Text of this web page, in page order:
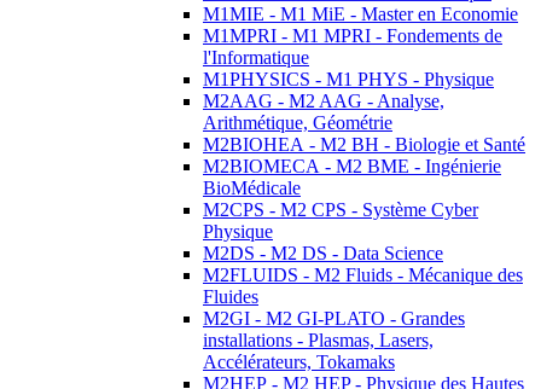
M1MIE - M1 MiE - Master en Economie
M1MPRI - M1 MPRI - Fondements de
l'Informatique
M1PHYSICS - M1 PHYS - Physique
M2AAG - M2 AAG - Analyse,
Arithmétique, Géométrie
M2BIOHEA - M2 BH - Biologie et Santé
M2BIOMECA - M2 BME - Ingénierie
BioMédicale
M2CPS - M2 CPS - Système Cyber
Physique
M2DS - M2 DS - Data Science
M2FLUIDS - M2 Fluids - Mécanique des
Fluides
M2GI - M2 GI-PLATO - Grandes
installations - Plasmas, Lasers,
Accélérateurs, Tokamaks
M2HEP - M2 HEP - Physique des Hautes